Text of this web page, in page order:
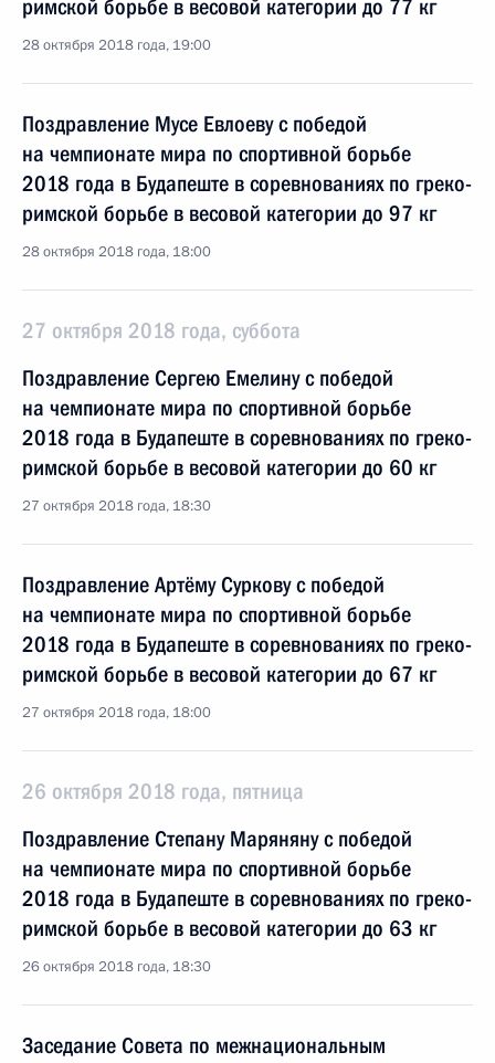
римской борьбе в весовой категории до 77 кг
28 октября 2018 года, 19:00
Поздравление Мусе Евлоеву с победой
на чемпионате мира по спортивной борьбе
2018 года в Будапеште в соревнованиях по греко-
римской борьбе в весовой категории до 97 кг
28 октября 2018 года, 18:00
27 октября 2018 года, суббота
Поздравление Сергею Емелину с победой
на чемпионате мира по спортивной борьбе
2018 года в Будапеште в соревнованиях по греко-
римской борьбе в весовой категории до 60 кг
27 октября 2018 года, 18:30
Поздравление Артёму Суркову с победой
на чемпионате мира по спортивной борьбе
2018 года в Будапеште в соревнованиях по греко-
римской борьбе в весовой категории до 67 кг
27 октября 2018 года, 18:00
26 октября 2018 года, пятница
Поздравление Степану Маряняну с победой
на чемпионате мира по спортивной борьбе
2018 года в Будапеште в соревнованиях по греко-
римской борьбе в весовой категории до 63 кг
26 октября 2018 года, 18:30
Заседание Совета по межнациональным